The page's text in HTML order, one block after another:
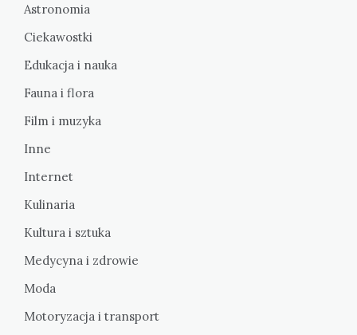
Astronomia
Ciekawostki
Edukacja i nauka
Fauna i flora
Film i muzyka
Inne
Internet
Kulinaria
Kultura i sztuka
Medycyna i zdrowie
Moda
Motoryzacja i transport